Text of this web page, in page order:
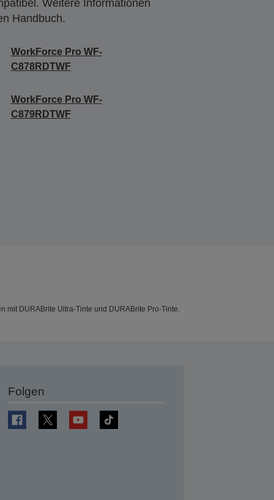
Weitere Informationen
Handbuch.
WorkForce Pro WF-
C878RDTWF
WorkForce Pro WF-
C879RDTWF
DURABrite Ultra-Tinte und DURABrite Pro-Tinte.
Folgen